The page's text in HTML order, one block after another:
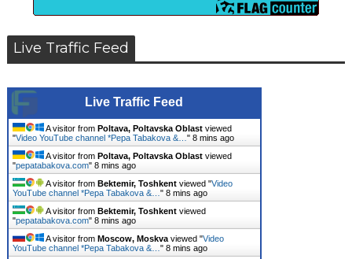
Live Traffic Feed
Live Traffic Feed
A visitor from Poltava, Poltavska Oblastviewed
"Video YouTube channel *Pepa Tabakova &… " 8 mins ago
A visitor from Poltava, Poltavska Oblastviewed
"pepatabakova.com" 8 mins ago
A visitor from Bektemir, Toshkentviewed "Video
YouTube channel *Pepa Tabakova &… " 8 mins ago
A visitor from Bektemir, Toshkentviewed
"pepatabakova.com" 8 mins ago
A visitor from Moscow, Moskvaviewed "Video
YouTube channel *Pepa Tabakova &… " 8 mins ago